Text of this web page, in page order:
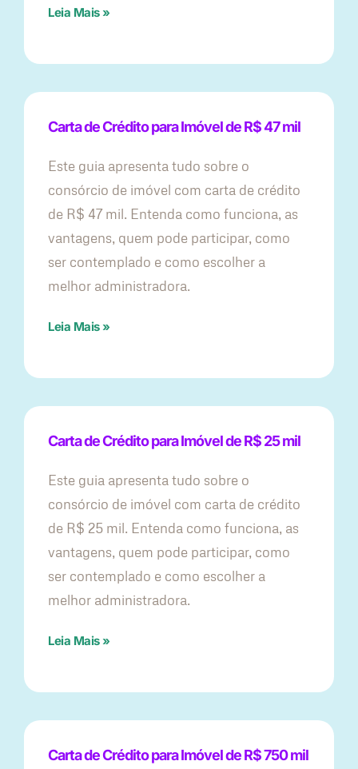
Leia Mais »
Carta de Crédito para Imóvel de R$ 47 mil
Este guia apresenta tudo sobre o
consórcio de imóvel com carta de crédito
de R$ 47 mil. Entenda como funciona, as
vantagens, quem pode participar, como
ser contemplado e como escolher a
melhor administradora.
Leia Mais »
Carta de Crédito para Imóvel de R$ 25 mil
Este guia apresenta tudo sobre o
consórcio de imóvel com carta de crédito
de R$ 25 mil. Entenda como funciona, as
vantagens, quem pode participar, como
ser contemplado e como escolher a
melhor administradora.
Leia Mais »
Carta de Crédito para Imóvel de R$ 750 mil